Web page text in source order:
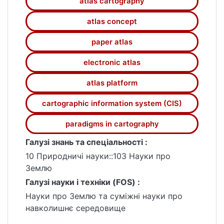
атласних інформаційних систем (АтІС) у
1990-х рр. генерація нових концепцій
атласу здійснювалася у руслі
геовізуалізаційної та комунікативної
парадигм картографії, які акцентували
увагу на якісній візуалізації карт (наборів
даних) та передачі інформації у формі
“розповіді” або геопорталу. З’ясовано, що
наприкінці 2000-х рр. атласи почали
перетворюватися у складні інформаційні
системи (атласні платформи (АтП)) із
розгалуженою атласною інфраструктурою
для багатора-зового створення атласів,
однотипних за концепцією та технічною
передусім кіберкартографами,
швейцарською картографічною школою та
реляційною картографією. Зазначено ряд
atlas concept
paper atlas
electronic atlas
atlas platform
cartographic information system (CIS)
paradigms in cartography
Галузі знань та спеціальності :
10 Природничі науки::103 Науки про
Землю
Галузі науки і техніки (FOS) :
Науки про Землю та суміжні науки про
навколишнє середовище